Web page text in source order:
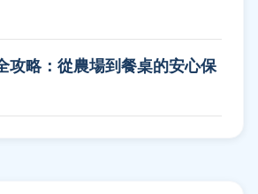
攻略：從農場到餐桌的安心保